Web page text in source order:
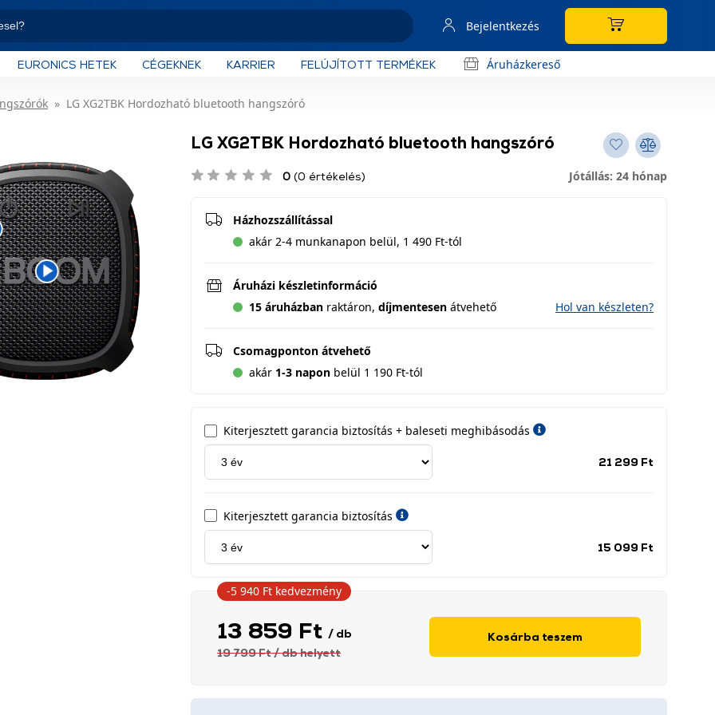
Bejelentkezés
EURONICS HETEK CÉGEKNEK KARRIER FELÚJÍTOTT TERMÉKEK Áruházkereső
LG XG2TBK Hordozható bluetooth hangszóró
LG XG2TBK Hordozható bluetooth hangszóró
0 (0 értékelés) Jótállás: 24 hónap
Házhozszállítással
akár 2-4 munkanapon belül, 1 490 Ft-tól
Áruházi készletinformáció
15 áruházban raktáron, díjmentesen átvehető Hol van készleten?
Csomagponton átvehető
akár 1-3 napon belül 1 190 Ft-tól
Kiterjesztett garancia biztosítás + baleseti meghibásodás
időszak
21 299 Ft
Kiterjesztett garancia biztosítás
időszak
15 099 Ft
13 859 Ft / db
19 799 Ft/ dbhelyett
Kosárba teszem
-5 940 Ft kedvezmény